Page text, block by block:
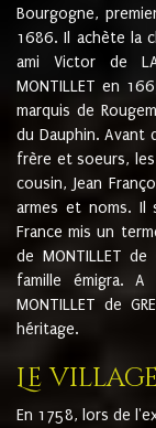
Bourgogne,
1686. Il achète la
ami Victor de
MONTILLET en
marquis de
du Dauphin. Avant
frère et soeurs,
cousin, Jean
armes et noms.
France mis un
de MONTILLET
famille émigra.
MONTILLET de
héritage.
Le
En 1758, lors de